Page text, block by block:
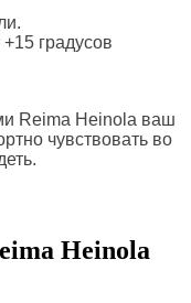
градусов
Reima Heinola ваш
чувствовать во
Heinola